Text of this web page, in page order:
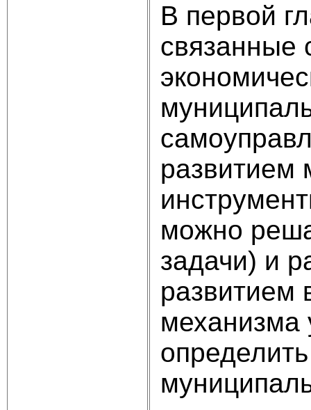
В первой
связанные
развитием
можно
задачи) и
развитием
механизма